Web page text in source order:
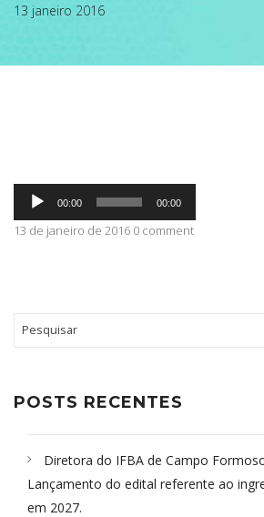
PODCAST
CONTATO
13 janeiro 2016
Tocador
áudio
00:00 00:00
13 de janeiro de 2016 0 comment
POSTS RECENTES
Diretora do IFBA de Campo
Lançamento do edital referente ao
em 2027.